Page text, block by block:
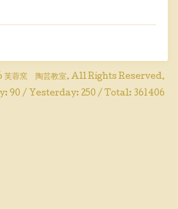
芙蓉窯 陶芸教室. All Rights Reserved.
90 / Yesterday: 250 / Total: 361406